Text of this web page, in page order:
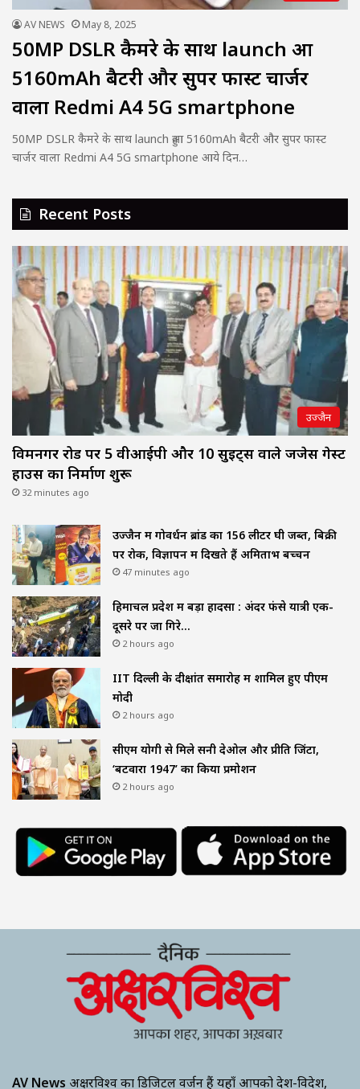
AV NEWS May 8, 2025
50MP DSLR कैमरे के साथ launch हुआ
5160mAh बैटरी और सुपर फास्ट चार्जर
वाला Redmi A4 5G smartphone
50MP DSLR कैमरे के साथ launch हुआ 5160mAh बैटरी और सुपर फास्ट
चार्जर वाला Redmi A4 5G smartphone आये दिन…
Recent Posts
उज्जैन
विक्रमनगर रोड पर 5 वीआईपी और 10 सुइट्स वाले जजेस गेस्ट
हाउस का निर्माण शुरू
32 minutes ago
उज्जैन में गोवर्धन ब्रांड का 156 लीटर घी जब्त, बिक्री
पर रोक, विज्ञापन में दिखते हैं अमिताभ बच्चन
47 minutes ago
हिमाचल प्रदेश में बड़ा हादसा : अंदर फंसे यात्री एक-
दूसरे पर जा गिरे…
2 hours ago
IIT दिल्ली के दीक्षांत समारोह में शामिल हुए पीएम
मोदी
2 hours ago
सीएम योगी से मिले सनी देओल और प्रीति जिंटा,
‘बटवारा 1947’ का किया प्रमोशन
2 hours ago
AV News अक्षरविश्व का डिजिटल वर्जन हैं यहाँ आपको देश-विदेश,